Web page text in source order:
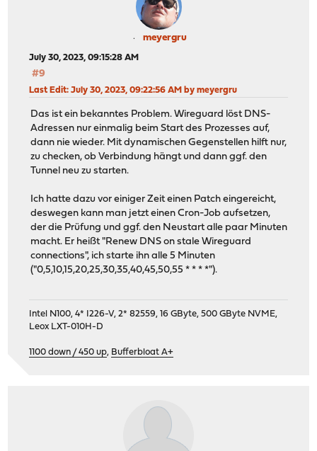
meyergru
July 30, 2023, 09:15:28 AM
#9
Last Edit: July 30, 2023, 09:22:56 AM by meyergru
Das ist ein bekanntes Problem. Wireguard löst DNS-
Adressen nur einmalig beim Start des Prozesses auf,
dann nie wieder. Mit dynamischen Gegenstellen hilft nur,
zu checken, ob Verbindung hängt und dann ggf. den
Tunnel neu zu starten.
Ich hatte dazu vor einiger Zeit einen Patch eingereicht,
deswegen kann man jetzt einen Cron-Job aufsetzen,
der die Prüfung und ggf. den Neustart alle paar Minuten
macht. Er heißt "Renew DNS on stale Wireguard
connections", ich starte ihn alle 5 Minuten
("0,5,10,15,20,25,30,35,40,45,50,55 * * * *").
Intel N100, 4* I226-V, 2* 82559, 16 GByte, 500 GByte NVME,
Leox LXT-010H-D
1100 down / 450 up, Bufferbloat A+